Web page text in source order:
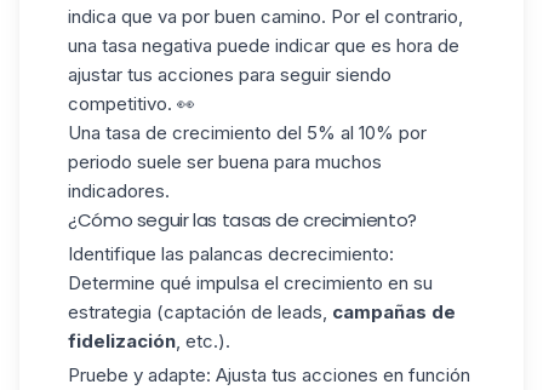
indica que va por buen camino. Por el contrario,
una tasa negativa puede indicar que es hora de
ajustar tus acciones para seguir siendo
competitivo. 👀
Una tasa de crecimiento del 5% al 10% por
periodo suele ser buena para muchos
indicadores.
¿Cómo seguir las tasas de crecimiento?
Identifique las palancas decrecimiento:
Determine qué impulsa el crecimiento en su
estrategia (captación de leads campañas de
fidelización , etc.).
Pruebe y adapte: Ajusta tus acciones en función